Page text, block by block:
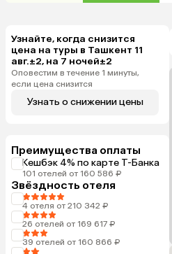
Узнайте, когда снизится
цена на туры в Ташкент 11
авг.±2, на 7 ночей±2
Оповестим в течение 1 минуты,
если цена снизится
Узнать о снижении цены
Преимущества оплаты
Кешбэк 4% по карте Т-Банка
101 отелей от 160 586 ₽
Звёздность отеля
4 отеля от 210 342 ₽
26 отелей от 169 617 ₽
39 отелей от 160 866 ₽